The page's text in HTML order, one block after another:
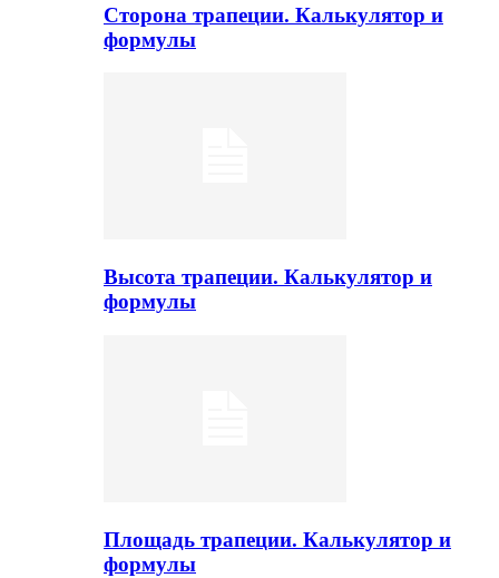
Сторона трапеции. Калькулятор и
формулы
Высота трапеции. Калькулятор и
формулы
Площадь трапеции. Калькулятор и
формулы